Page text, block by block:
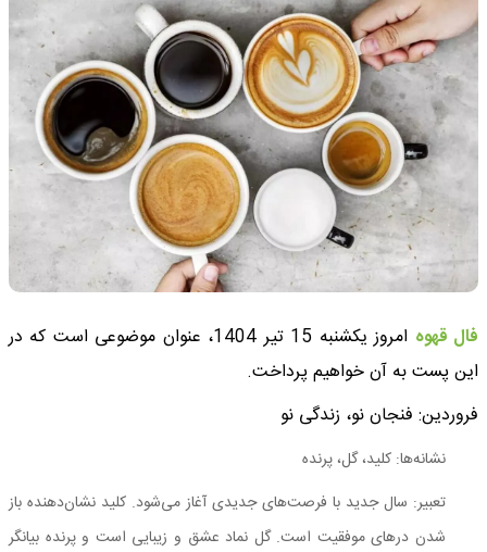
فال قهوه
امروز یکشنبه 15 تیر 1404، عنوان موضوعی است که در
این پست به آن خواهیم پرداخت.
فروردین: فنجان نو، زندگی نو
نشانه‌ها: کلید، گل، پرنده
تعبیر: سال جدید با فرصت‌های جدیدی آغاز می‌شود. کلید نشان‌دهنده باز
شدن درهای موفقیت است. گل نماد عشق و زیبایی است و پرنده بیانگر